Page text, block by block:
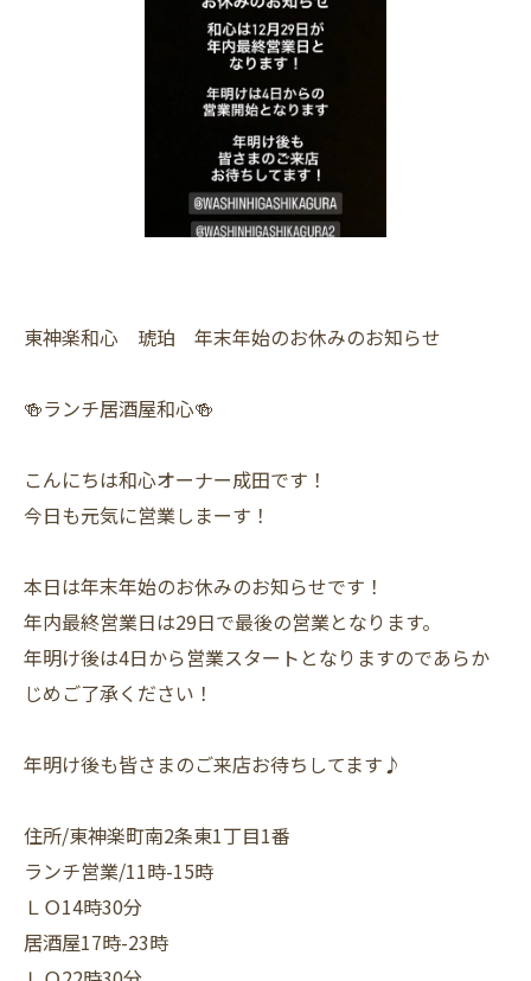
東神楽和心 琥珀 年末年始のお休みのお知らせ
🍻ランチ居酒屋和心🍻
こんにちは和心オーナー成田です！
今日も元気に営業しまーす！
本日は年末年始のお休みのお知らせです！
年内最終営業日は29日で最後の営業となります。
年明け後は4日から営業スタートとなりますのであらか
じめご了承ください！
年明け後も皆さまのご来店お待ちしてます♪
住所/東神楽町南2条東1丁目1番
ランチ営業/11時-15時
ＬＯ14時30分
居酒屋17時-23時